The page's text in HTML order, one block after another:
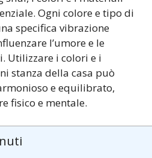
Ogni colore e tipo di
specifica vibrazione
l’umore e le
Utilizzare i colori e i
stanza della casa può
e equilibrato,
fisico e mentale.